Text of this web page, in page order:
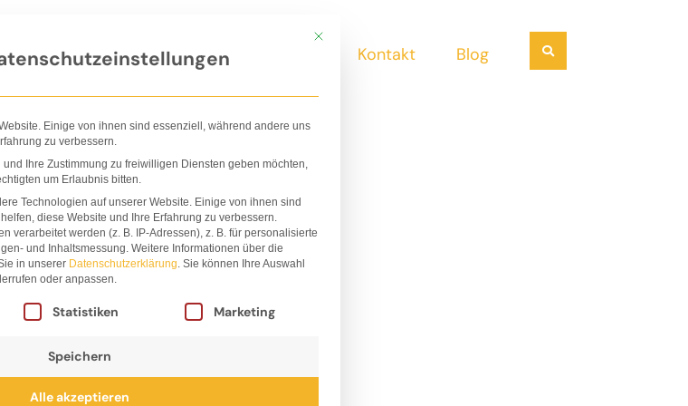
Shop Nachhaltigkeit Kontakt Blog Suchen
Mit diesem Button wird der Dialog geschlossen. Seine Funktionalität ist
Einige von ihnen sind essenziell, während andere uns
zu verbessern.
Ihre Zustimmung zu freiwilligen Diensten geben möchten,
um Erlaubnis bitten.
Technologien auf unserer Website. Einige von ihnen sind
diese Website und Ihre Erfahrung zu verbessern.
verarbeitet werden (z. B. IP-Adressen), z. B. für personalisierte
und Inhaltsmessung. Weitere Informationen über die
in unserer Datenschutzerklärung. Sie können Ihre Auswahl
oder anpassen.
Service-Gruppen, für die eine Einwilligung erteilt werden kann. Die erste Service-Gruppe
Statistiken Marketing
Speichern
Alle akzeptieren